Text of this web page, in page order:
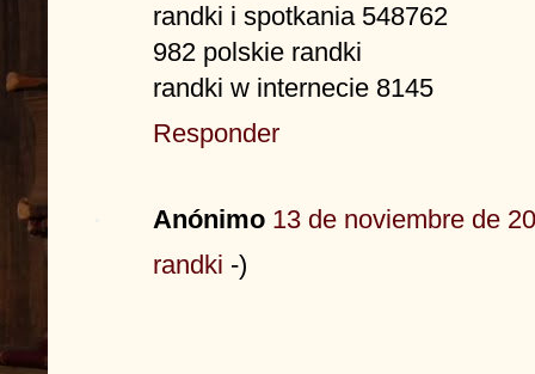
randki i spotkania 548762
982 polskie randki
randki w internecie 8145
Responder
Anónimo 13 de noviembre de
randki -)